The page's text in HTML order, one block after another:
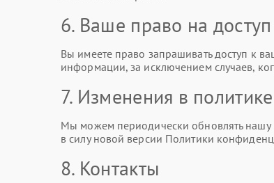
6. Ваше право на
Вы имеете право запрашивать доступ к
информации, за исключением случаев,
7. Изменения в
Мы можем периодически обновлять нашу
в силу новой версии Политики
8. Контакты